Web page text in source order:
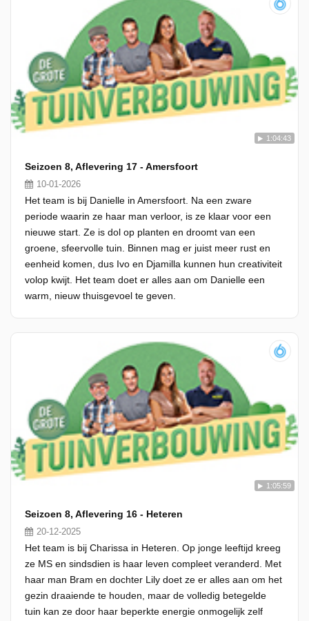
1:04:43
Seizoen 8, Aflevering 17 - Amersfoort
10-01-2026
Het team is bij Danielle in Amersfoort. Na een zware
periode waarin ze haar man verloor, is ze klaar voor een
nieuwe start. Ze is dol op planten en droomt van een
groene, sfeervolle tuin. Binnen mag er juist meer rust en
eenheid komen, dus Ivo en Djamilla kunnen hun creativiteit
volop kwijt. Het team doet er alles aan om Danielle een
warm, nieuw thuisgevoel te geven.
1:05:59
Seizoen 8, Aflevering 16 - Heteren
20-12-2025
Het team is bij Charissa in Heteren. Op jonge leeftijd kreeg
ze MS en sindsdien is haar leven compleet veranderd. Met
haar man Bram en dochter Lily doet ze er alles aan om het
gezin draaiende te houden, maar de volledig betegelde
tuin kan ze door haar beperkte energie onmogelijk zelf